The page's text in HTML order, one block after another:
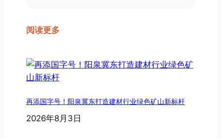
阅读更多
再添国字号！阳泉冀东打造建材行业绿色矿山新标杆
2026年8月3日